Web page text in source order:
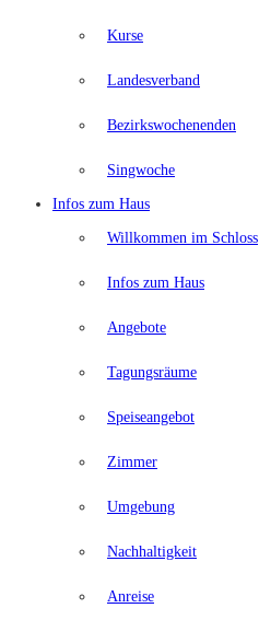
Kurse
Landesverband
Bezirkswochenenden
Singwoche
Infos zum Haus
Willkommen im Schloss
Infos zum Haus
Angebote
Tagungsräume
Speiseangebot
Zimmer
Umgebung
Nachhaltigkeit
Anreise